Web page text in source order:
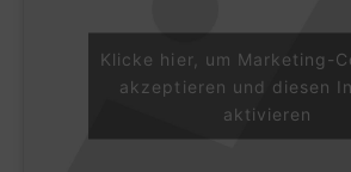
Klicke hier, um Marketing-
akzeptieren und diesen
aktivieren